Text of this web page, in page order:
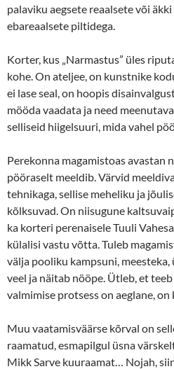
palaviku aegsete reaalsete või
ebareaalsete piltidega.
Korter, kus „Narmastus” üles
kohe. On ateljee, on kunstnike
ei lase seal, on hoopis
mööda vaadata ja need
selliseid hiigelsuuri, mida vahel
Perekonna magamistoas avastan
pööraselt meeldib. Värvid
tehnikaga, sellise meheliku ja
kõlksuvad. On niisugune
ka korteri perenaisele Tuuli
külalisi vastu võtta. Tuleb
välja pooliku kampsuni,
veel ja näitab nööpe. Ütleb, et
valmimise protsess on aeglane, on
Muu vaatamisväärse kõrval on
raamatud, esmapilgul üsna
Mikk Sarve kuuraamat… Nojah,